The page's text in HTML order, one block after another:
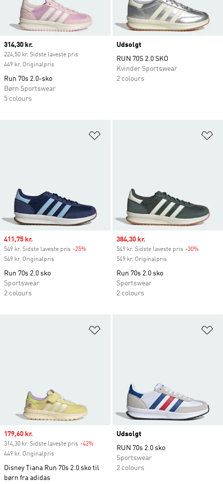
Current price
314,30 kr.
224,50 kr. Sidste laveste pris
449 kr. Originalpris
Run 70s 2.0-sko
Børn Sportswear
5 colours
Udsolgt
RUN 70S 2.0 SKO
Kvinder Sportswear
2 colours
Sale price
411,75 kr.
549 kr. Sidste laveste pris -25%
549 kr. Originalpris
Run 70s 2.0 sko
Sportswear
2 colours
Sale price
384,30 kr.
549 kr. Sidste laveste pris -30%
549 kr. Originalpris
Run 70s 2.0 sko
Sportswear
2 colours
Sale price
179,60 kr.
314,30 kr. Sidste laveste pris -42%
449 kr. Originalpris
Disney Tiana Run 70s 2.0 sko til
børn fra adidas
Udsolgt
RUN 70s 2.0 sko
Sportswear
2 colours